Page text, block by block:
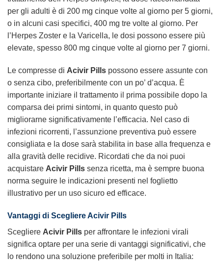
per gli adulti è di 200 mg cinque volte al giorno per 5 giorni,
o in alcuni casi specifici, 400 mg tre volte al giorno. Per
l’Herpes Zoster e la Varicella, le dosi possono essere più
elevate, spesso 800 mg cinque volte al giorno per 7 giorni.
Le compresse di Acivir Pills possono essere assunte con
o senza cibo, preferibilmente con un po’ d’acqua. È
importante iniziare il trattamento il prima possibile dopo la
comparsa dei primi sintomi, in quanto questo può
migliorarne significativamente l’efficacia. Nel caso di
infezioni ricorrenti, l’assunzione preventiva può essere
consigliata e la dose sarà stabilita in base alla frequenza e
alla gravità delle recidive. Ricordati che da noi puoi
acquistare Acivir Pills senza ricetta, ma è sempre buona
norma seguire le indicazioni presenti nel foglietto
illustrativo per un uso sicuro ed efficace.
Vantaggi di Scegliere Acivir Pills
Scegliere Acivir Pills per affrontare le infezioni virali
significa optare per una serie di vantaggi significativi, che
lo rendono una soluzione preferibile per molti in Italia: